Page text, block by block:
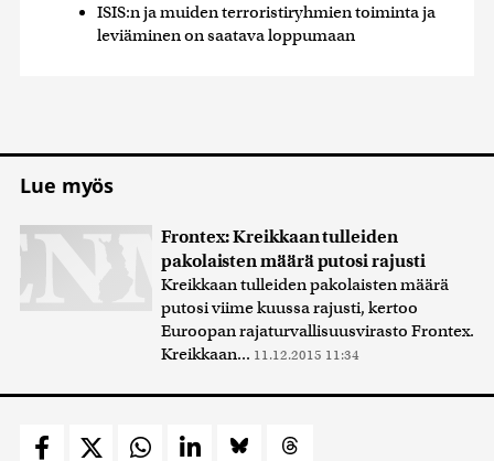
ISIS:n ja muiden terroristiryhmien toiminta ja
leviäminen on saatava loppumaan
Lue myös
Frontex: Kreikkaan tulleiden
pakolaisten määrä putosi rajusti
Kreikkaan tulleiden pakolaisten määrä
putosi viime kuussa rajusti, kertoo
Euroopan rajaturvallisuusvirasto Frontex.
Kreikkaan... 11.12.2015 11:34